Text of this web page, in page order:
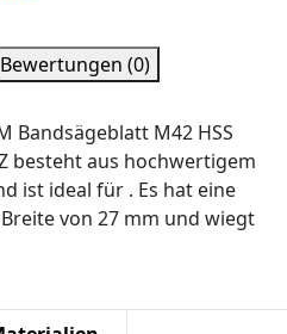
Bewertungen (0)
Bandsägeblatt M42 HSS
besteht aus hochwertigem
ist ideal für . Es hat eine
von 27 mm und wiegt